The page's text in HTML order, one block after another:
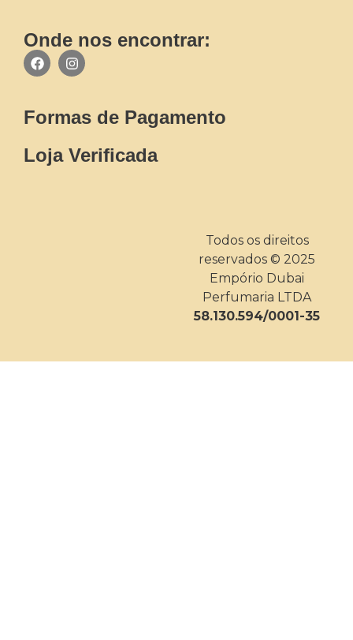
Onde nos encontrar:
Formas de Pagamento
Loja Verificada
Todos os direitos
reservados © 2025
Empório Dubai
Perfumaria LTDA
58.130.594/0001-35